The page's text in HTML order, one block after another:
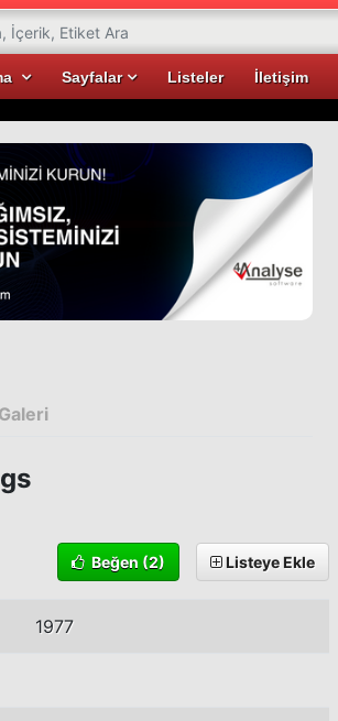
Sayfalar Listeler İletişim
Beğen (2) Listeye Ekle
1977